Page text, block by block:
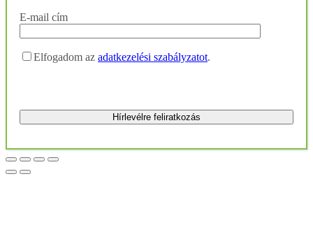
E-mail cím
Elfogadom az adatkezelési szabályzatot.